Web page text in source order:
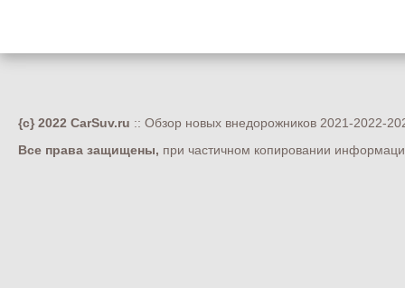
{c} 2022 CarSuv.ru :: Обзор новых внедорожников 2021-2022-
Все права защищены, при частичном копировании